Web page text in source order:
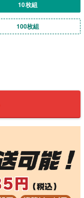
10枚組
100枚組